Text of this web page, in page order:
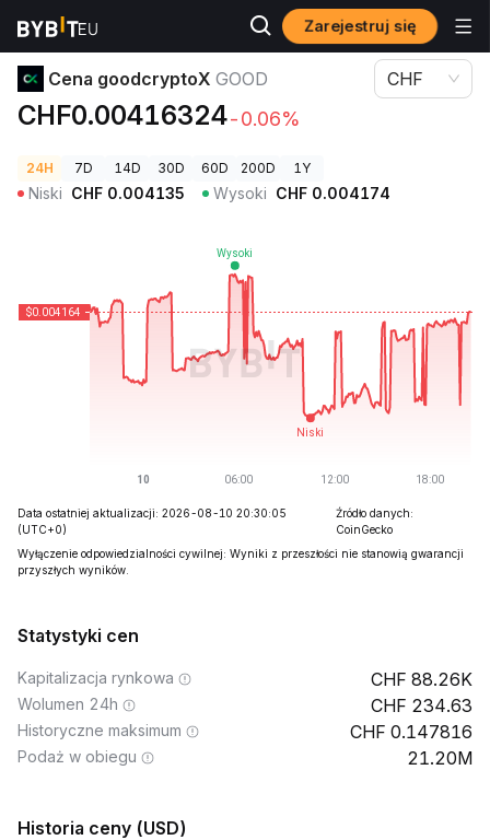
Zarejestruj się
Ceny kryptowalut Cena goodcryptoX GOOD
Cena goodcryptoX GOOD
CHF0.00416324-0.06%
CHF
24H 7D 14D 30D 60D 200D 1Y
Niski CHF 0.004135 Wysoki CHF 0.004174
Data ostatniej aktualizacji: 2026-08-10 20:30:05
(UTC+0)
Źródło danych:
CoinGecko
Wyłączenie odpowiedzialności cywilnej: Wyniki z przeszłości nie stanowią gwarancji
przyszłych wyników.
Statystyki cen
Kapitalizacja rynkowa 88.26K
Wolumen 24h 234.63
Historyczne maksimum 0.147816
Podaż w obiegu 21.20M
Historia ceny (USD)